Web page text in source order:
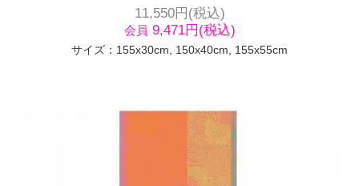
11,550円(税込)
会員 9,471円(税込)
サイズ：155x30cm, 150x40cm, 155x55cm